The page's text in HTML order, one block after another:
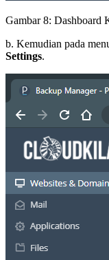
Gambar 8: Dashboard
b. Kemudian pada
Settings.